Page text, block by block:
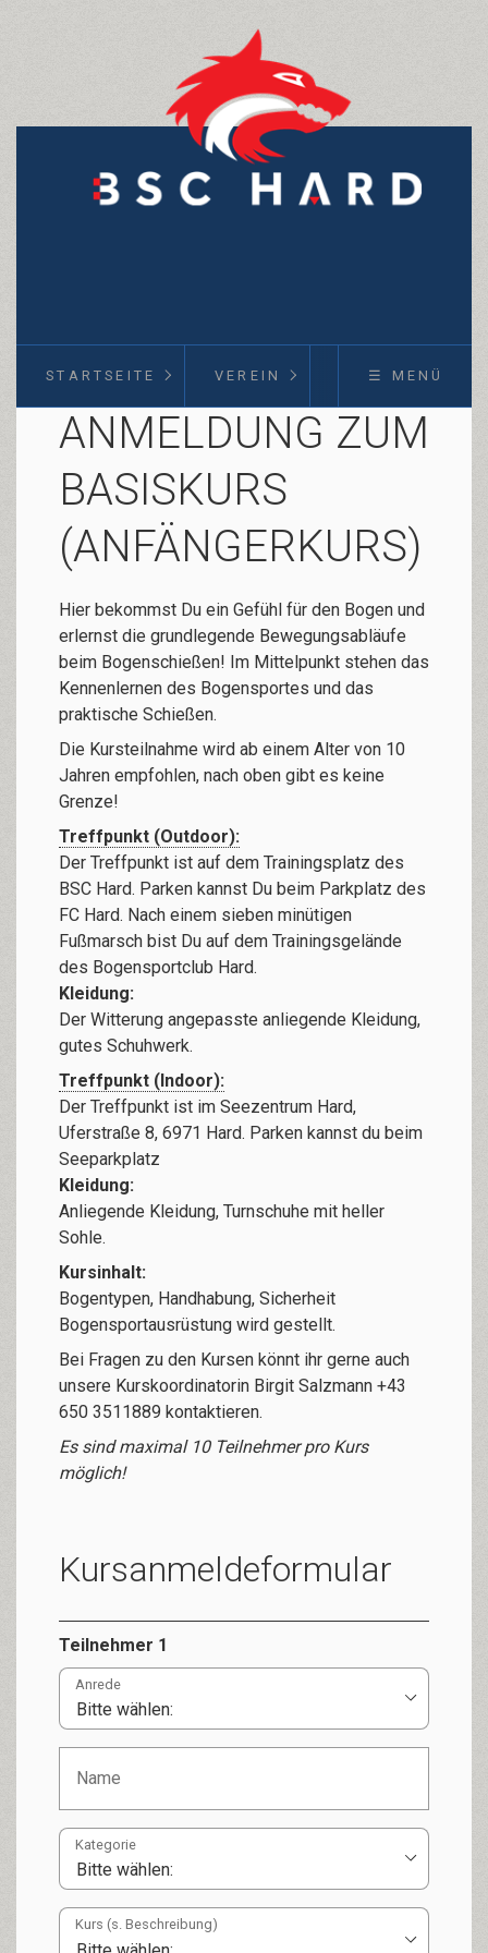
STARTSEITE VEREIN KURSE
☰ MENÜ
ANMELDUNG ZUM
BASISKURS
(ANFÄNGERKURS)
Hier bekommst Du ein Gefühl für den Bogen und
erlernst die grundlegende Bewegungsabläufe
beim Bogenschießen! Im Mittelpunkt stehen das
Kennenlernen des Bogensportes und das
praktische Schießen.
Die Kursteilnahme wird ab einem Alter von 10
Jahren empfohlen, nach oben gibt es keine
Grenze!
Treffpunkt (Outdoor):
Der Treffpunkt ist auf dem Trainingsplatz des
BSC Hard. Parken kannst Du beim Parkplatz des
FC Hard. Nach einem sieben minütigen
Fußmarsch bist Du auf dem Trainingsgelände
des Bogensportclub Hard.
Kleidung:
Der Witterung angepasste anliegende Kleidung,
gutes Schuhwerk.
Treffpunkt (Indoor):
Der Treffpunkt ist im Seezentrum Hard,
Uferstraße 8, 6971 Hard. Parken kannst du beim
Seeparkplatz
Kleidung:
Anliegende Kleidung, Turnschuhe mit heller
Sohle.
Kursinhalt:
Bogentypen, Handhabung, Sicherheit
Bogensportausrüstung wird gestellt.
Bei Fragen zu den Kursen könnt ihr gerne auch
unsere Kurskoordinatorin Birgit Salzmann +43
650 3511889 kontaktieren.
Es sind maximal 10 Teilnehmer pro Kurs
möglich!
Kursanmeldeformular
Teilnehmer 1
Anrede
Kategorie
Kurs (s. Beschreibung)